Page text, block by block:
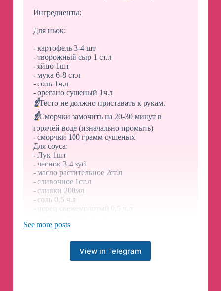
Ингредиенты:
Для ньок:
- картофель 3-4 шт
- творожный сыр 1 ст.л
- яйцо 1шт
- мука 6-8 ст.л
- соль 1ч.л
- орегано сушеный 1ч.л
☝️Тесто не должно приставать к рукам.
☝️Сморчки замочить на 20-30 минут в
горячей воде (изначально промыть)
- сморчки 100 грамм сушеных
Для соуса:
- Лук 1шт
- чеснок 3-4 зуб
- масло растительное 2ст.л
- сливочное 1ст.л
- сливки 200мл
- соль 0,5 ч.л
- перец свежемолотый 0,5 ч.л
- пармезан 50гр
Приятного аппетита
See more posts
View in Telegram